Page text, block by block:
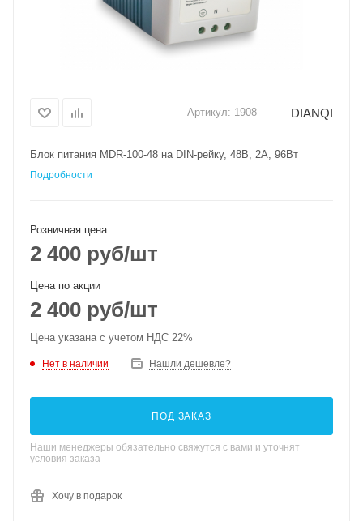
Артикул: 1908 DIANQI
Блок питания MDR-100-48 на DIN-рейку, 48В, 2А, 96Вт
Подробности
Розничная цена
2 400 руб/шт
Цена по акции
2 400 руб/шт
Цена указана с учетом НДС 22%
Нет в наличии Нашли дешевле?
ПОД ЗАКАЗ
Наши менеджеры обязательно свяжутся с вами и уточнят
условия заказа
Хочу в подарок